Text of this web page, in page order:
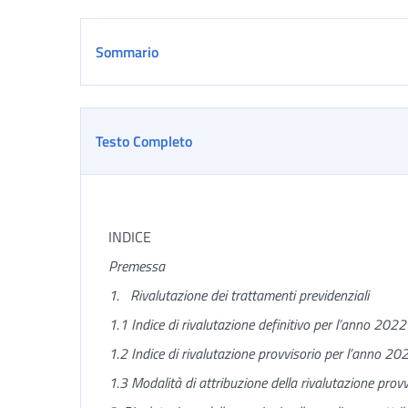
Sommario
Testo Completo
INDICE
Premessa
1. Rivalutazione dei trattamenti previdenziali
1.1 Indice di rivalutazione definitivo per l’anno 2022
1.2 Indice di rivalutazione provvisorio per l’anno
1.3 Modalità di attribuzione della rivalutazione